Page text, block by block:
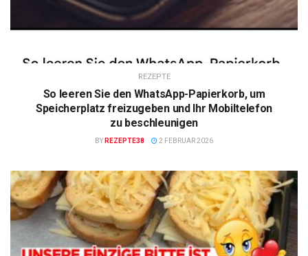
REZEPTE
So leeren Sie den WhatsApp-Papierkorb, um
Speicherplatz freizugeben und Ihr Mobiltelefon
zu beschleunigen
BY REZEPTE38 2 FEBRUAR 2026